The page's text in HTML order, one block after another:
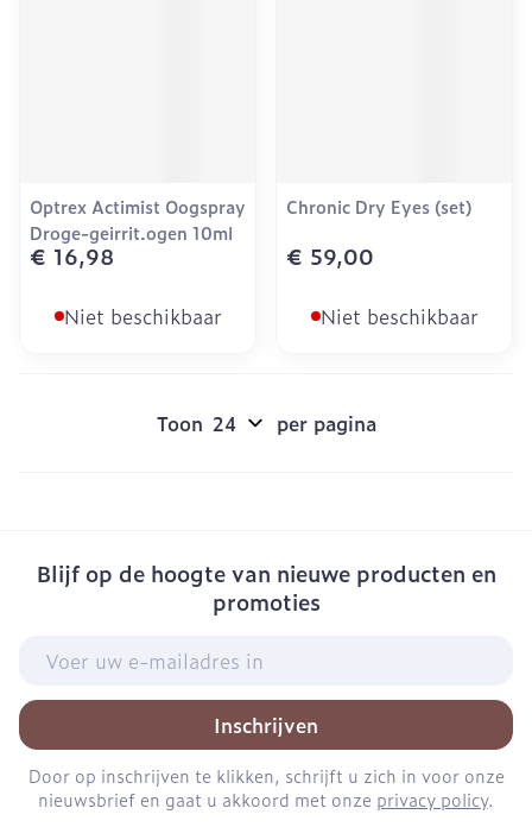
Optrex Actimist Oogspray
Droge-geirrit.ogen 10ml
€ 16,98
Niet beschikbaar
Chronic Dry Eyes (set)
€ 59,00
Niet beschikbaar
Toon per pagina
Blijf op de hoogte van nieuwe producten en
promoties
Inschrijven
Door op inschrijven te klikken, schrijft u zich in voor onze
nieuwsbrief en gaat u akkoord met onze privacy policy.